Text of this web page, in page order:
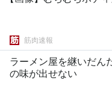
筋肉速報
ラーメン屋を継いだん
の味が出せない